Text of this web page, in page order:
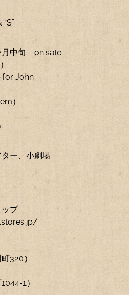
中旬 on sale
for John
）
ー、小劇場
ップ
320）
1）